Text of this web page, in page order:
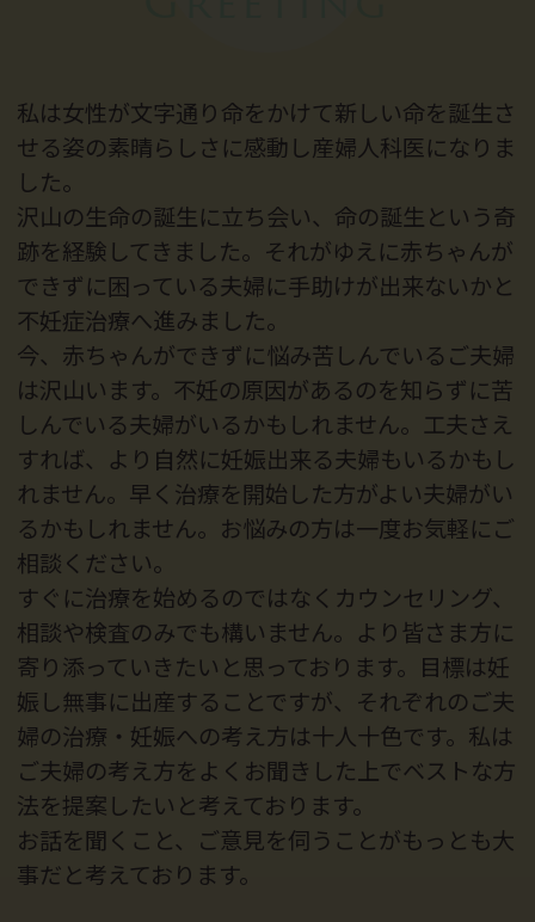
私は女性が文字通り命をかけて新しい命を誕生さ
せる姿の素晴らしさに感動し産婦人科医になりま
した。
沢山の生命の誕生に立ち会い、命の誕生という奇
跡を経験してきました。それがゆえに赤ちゃんが
できずに困っている夫婦に手助けが出来ないかと
不妊症治療へ進みました。
今、赤ちゃんができずに悩み苦しんでいるご夫婦
は沢山います。不妊の原因があるのを知らずに苦
しんでいる夫婦がいるかもしれません。工夫さえ
すれば、より自然に妊娠出来る夫婦もいるかもし
れません。早く治療を開始した方がよい夫婦がい
るかもしれません。お悩みの方は一度お気軽にご
相談ください。
すぐに治療を始めるのではなくカウンセリング、
相談や検査のみでも構いません。より皆さま方に
寄り添っていきたいと思っております。目標は妊
娠し無事に出産することですが、それぞれのご夫
婦の治療・妊娠への考え方は十人十色です。私は
ご夫婦の考え方をよくお聞きした上でベストな方
法を提案したいと考えております。
お話を聞くこと、ご意見を伺うことがもっとも大
事だと考えております。